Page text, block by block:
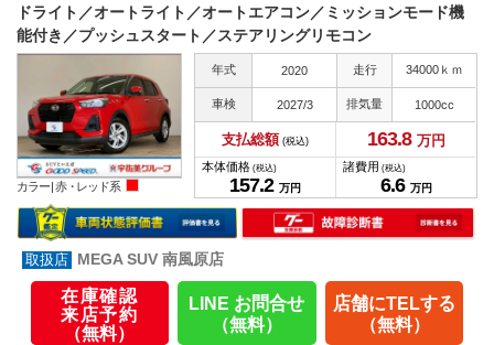
ドライト／オートライト／オートエアコン／ミッションモード機
能付き／プッシュスタート／ステアリングリモコン
カラー |赤・レッド系
年式 2020 走行 34000ｋｍ
車検 2027/3 排気量 1000cc
支払総額 (税込) 163.8 万円
本体価格 (税込)
157.2 万円
諸費用 (税込)
6.6 万円
MEGA SUV 南風原店
在庫確認
来店予約
（無料）
LINE お問合せ
（無料）
店舗にTELする
（無料）